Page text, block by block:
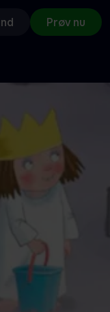
Prøv nu